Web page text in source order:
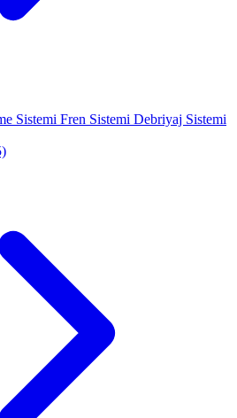
Sistemi Fren Sistemi Debriyaj Sistemi